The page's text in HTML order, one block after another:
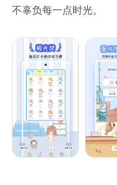
不辜负每一点时光。
1.在我们里面你可以创
打卡，完善的数据统
2.在我们这里还可以“
场景，根据现在的学
间静下来专注学习或者
3.完成打卡和自习还将
的坚持，相信你一定会